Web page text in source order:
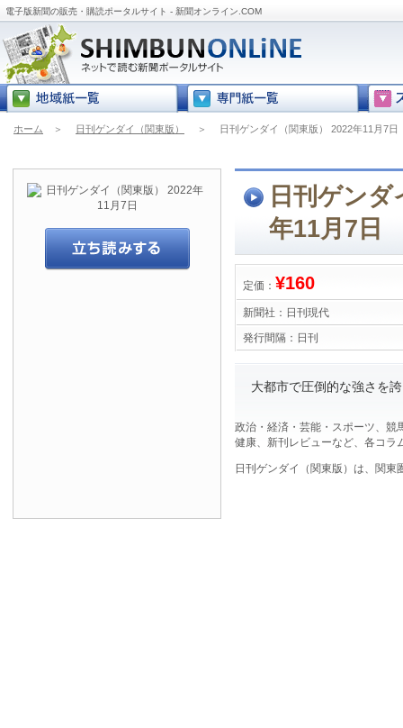
電子版新聞の販売・購読ポータルサイト - 新聞オンライン.COM
ホーム ＞ 日刊ゲンダイ（関東版） ＞ 日刊ゲンダイ（関東版） 2022年11月7日
日刊ゲン
年11月7日
定価： ¥160
新聞社： 日刊現代
発行間隔： 日刊
大都市で圧倒的な強さを
政治・経済・芸能・スポーツ、競
健康、新刊レビューなど、各コラ
日刊ゲンダイ（関東版）は、関